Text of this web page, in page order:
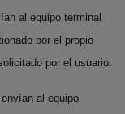
al equipo terminal
por el propio
por el usuario.
al equipo